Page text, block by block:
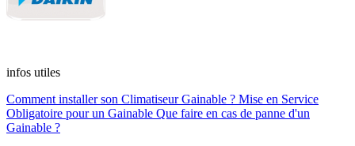
infos utiles
Comment installer son Climatiseur Gainable ? Mise en Service
Obligatoire pour un Gainable Que faire en cas de panne d'un
Gainable ?